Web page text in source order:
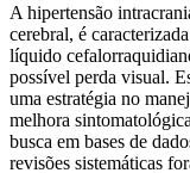
A hipertensão
cerebral, é
líquido
possível perda visual.
uma estratégia no
melhora
busca em bases de
revisões sistemáticas